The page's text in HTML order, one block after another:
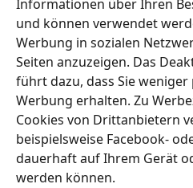
Informationen über Ihren
und können verwendet
Werbung in sozialen
Seiten anzuzeigen. Das
führt dazu, dass Sie
Werbung erhalten. Zu
Cookies von Drittanbietern
beispielsweise Facebook-
dauerhaft auf Ihrem Gerät
werden können.